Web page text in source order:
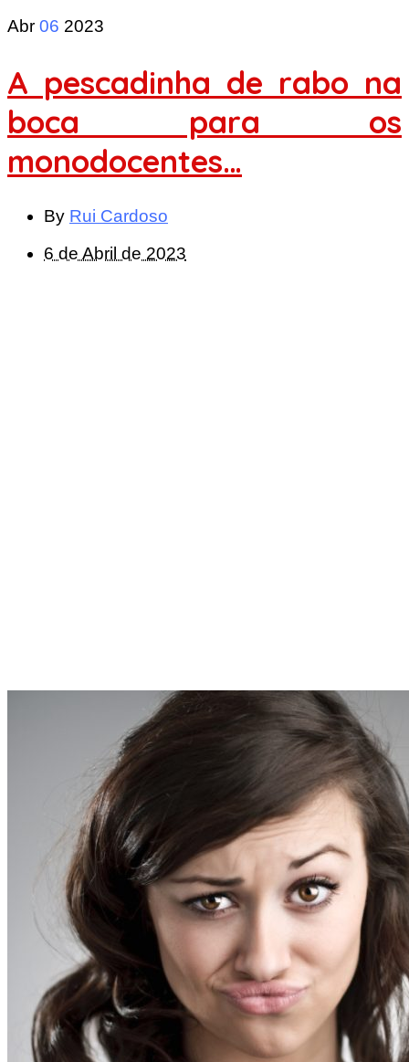
Abr 06 2023
A pescadinha de rabo na
boca para os
monodocentes…
By Rui Cardoso
6 de Abril de 2023